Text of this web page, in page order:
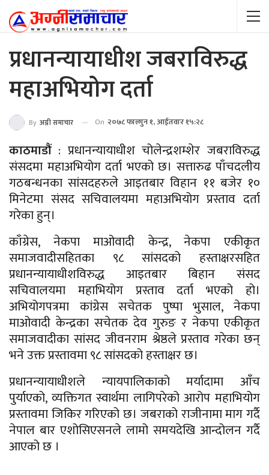
प्रधानन्यायाधीश जबराविरुद्ध
महाअभियोग दर्ता
By अग्नी समाचार On २०७८ फाल्गुन १, आईतवार १५:२८
काठमाडौं: प्रधानन्यायाधीश चोलेन्द्रशम्शेर जबराविरुद्ध
संसदमा महाअभियोग दर्ता भएको छ। सत्तारुढ पाँचदलीय
गठबन्धनका सांसदहरुले आइतबार विहान ११ बजेर १०
मिनेटमा संसद सचिवालयमा महाअभियोग प्रस्ताव दर्ता
गरेका हुन्।
काँग्रेस, नेकपा माओवादी केन्द्र, नेकपा एकीकृत
समाजवादीसहितका ९८ सांसदको हस्ताक्षरसहित
प्रधानन्यायाधीशविरुद्ध आइतबार बिहान संसद
सचिवालयमा महाभियोग प्रस्ताव दर्ता भएको हो।
अभियोगपत्रमा कांग्रेस सचेतक पुष्पा भुसाल, नेकपा
माओवादी केन्द्रका सचेतक देव गुरुङ र नेकपा एकीकृत
समाजवादीका सांसद जीवनराम श्रेष्ठले प्रस्ताव गरेका छन्
भने उक्त प्रस्तावमा ९८ सांसदको हस्ताक्षर छ।
प्रधानन्यायाधीशले न्यायपालिकाको मर्यादामा आँच
पुर्याएको, व्यक्तिगत स्वार्थमा लागिपरेको आरोप महाभियोग
प्रस्तावमा जिकिर गरिएको छ। जबराको राजीनामा माग गर्दै
नेपाल बार एशोसिएसनले लामो समयदेखि आन्दोलन गर्दै
आएको छ ।